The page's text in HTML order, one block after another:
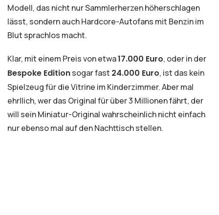
Modell, das nicht nur Sammlerherzen höherschlagen
lässt, sondern auch Hardcore-Autofans mit Benzin im
Blut sprachlos macht.
Klar, mit einem Preis von etwa17.000 Euro, oder in der
Bespoke Editionsogar fast 24.000 Euro, ist das kein
Spielzeug für die Vitrine im Kinderzimmer. Aber mal
ehrllich, wer das Original für über 3 Millionen fährt, der
will sein Miniatur-Original wahrscheinlich nicht einfach
nur ebenso mal auf den Nachttisch stellen.